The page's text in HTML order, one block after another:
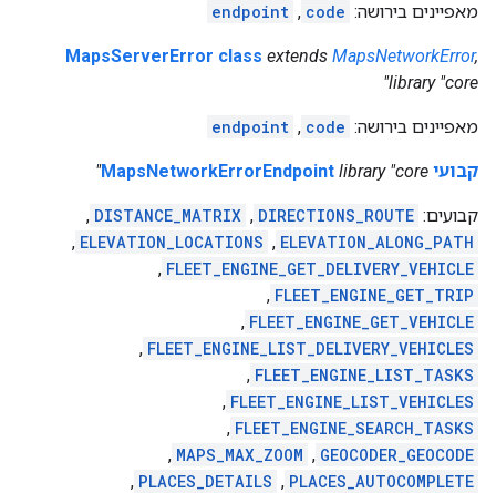
מאפיינים בירושה: code
,
endpoint
MapsServerError class extends MapsNetworkError,
library "core"
מאפיינים בירושה: code
,
endpoint
קבועי MapsNetworkErrorEndpoint library "core"
קבועים: DIRECTIONS_ROUTE
,
DISTANCE_MATRIX
,
ELEVATION_ALONG_PATH
,
ELEVATION_LOCATIONS
,
FLEET_ENGINE_GET_DELIVERY_VEHICLE
,
FLEET_ENGINE_GET_TRIP
,
FLEET_ENGINE_GET_VEHICLE
,
FLEET_ENGINE_LIST_DELIVERY_VEHICLES
,
FLEET_ENGINE_LIST_TASKS
,
FLEET_ENGINE_LIST_VEHICLES
,
FLEET_ENGINE_SEARCH_TASKS
,
GEOCODER_GEOCODE
,
MAPS_MAX_ZOOM
,
PLACES_AUTOCOMPLETE
,
PLACES_DETAILS
,